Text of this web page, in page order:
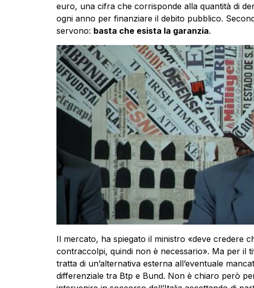
euro, una cifra che corrisponde alla quantità di
ogni anno per finanziare il debito pubblico.
servono: basta che esista la garanzia.
Il mercato, ha spiegato il ministro «deve credere
contraccolpi, quindi non è necessario». Ma per il
tratta di un’alternativa esterna all’eventuale
differenziale tra Btp e Bund. Non è chiaro però